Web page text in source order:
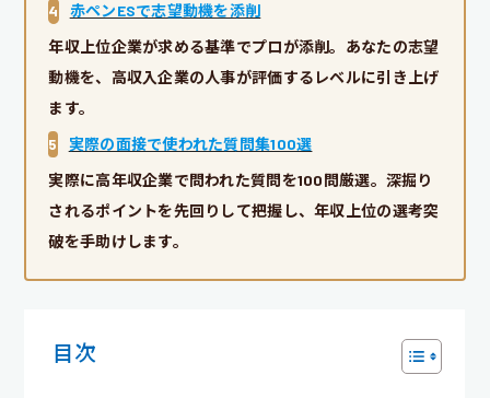
4
赤ペンESで志望動機を添削
年収上位企業が求める基準でプロが添削。あなたの志望
動機を、高収入企業の人事が評価するレベルに引き上げ
ます。
5
実際の面接で使われた質問集100選
実際に高年収企業で問われた質問を100問厳選。深掘り
されるポイントを先回りして把握し、年収上位の選考突
破を手助けします。
目次